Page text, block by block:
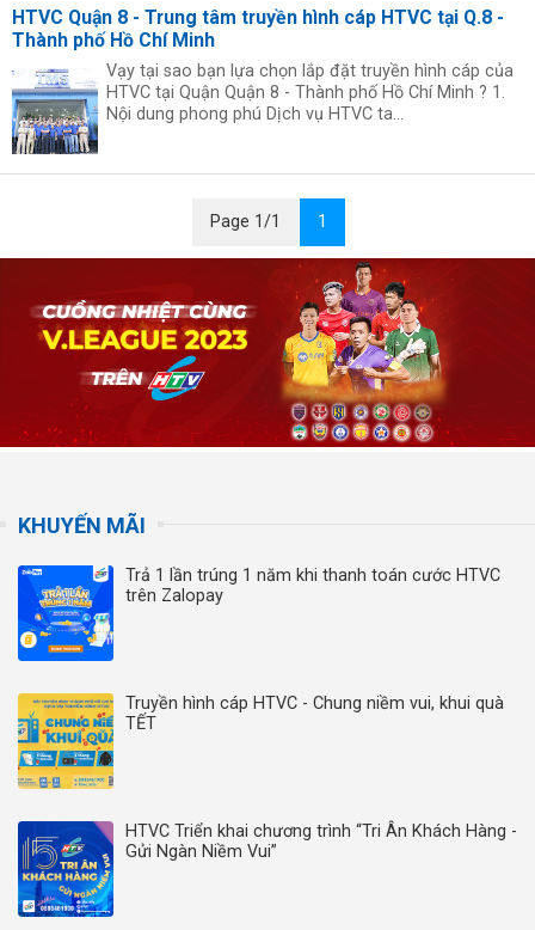
HTVC Quận 8 - Trung tâm truyền hình cáp HTVC tại Q.8 -
Thành phố Hồ Chí Minh
Vạy tại sao bạn lựa chọn lắp đặt truyền hình cáp của
HTVC tại Quận Quận 8 - Thành phố Hồ Chí Minh ? 1.
Nội dung phong phú Dịch vụ HTVC ta...
Page 1/1 1
KHUYẾN MÃI
Trả 1 lần trúng 1 năm khi thanh toán cước HTVC
trên Zalopay
Truyền hình cáp HTVC - Chung niềm vui, khui quà
TẾT
HTVC Triển khai chương trình “Tri Ân Khách Hàng -
Gửi Ngàn Niềm Vui”